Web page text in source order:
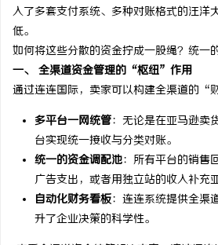
入了多套支付系统、多种对账格式的汪
低。
如何将这些分散的资金拧成一股绳？统一
一、 全渠道资金管理的“枢纽”作用
通过连连国际，卖家可以构建全渠道的“
多平台一网统管：无论是在亚马逊卖
台实现统一接收与分类对账。
统一的资金调配池：所有平台的销售
广告支出，或者用独立站的收入补充
自动化财务看板：连连系统提供全渠
升了企业决策的科学性。